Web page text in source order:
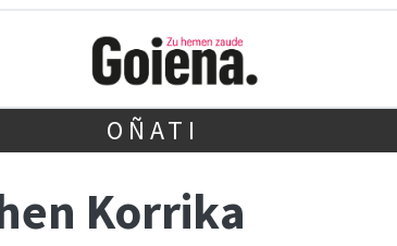
OÑATI
Korrika